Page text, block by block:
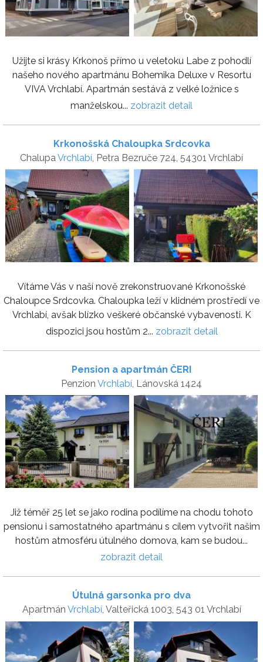
Užijte si krásy Krkonoš přímo u veletoku Labe z pohodlí
našeho nového apartmánu Bohemika Deluxe v Resortu
VIVA Vrchlabí. Apartmán sestává z velké ložnice s
manželskou... zobrazit detail
Krkonošská Chaloupka Srdcovka
ChalupaVrchlabí, Petra Bezruče 724, 54301 Vrchlabí
Vítáme Vás v naší nově zrekonstruované Krkonošské
Chaloupce Srdcovka. Chaloupka leží v klidném prostředí ve
Vrchlabí, avšak blízko veškeré občanské vybavenosti. K
dispozici jsou hostům 2... zobrazit detail
Pension a apartmán ČERI
Penzion Vrchlabí, Lánovská 1424
Již téměř 25 let se jako rodina podílíme na chodu tohoto
pensionu i samostatného apartmánu s cílem vytvořit našim
hostům atmosféru útulného domova, kam se budou...
zobrazit detail
Útulná garsonka pro dva
Apartmán Vrchlabí, Valteřická 1003, 543 01 Vrchlabí